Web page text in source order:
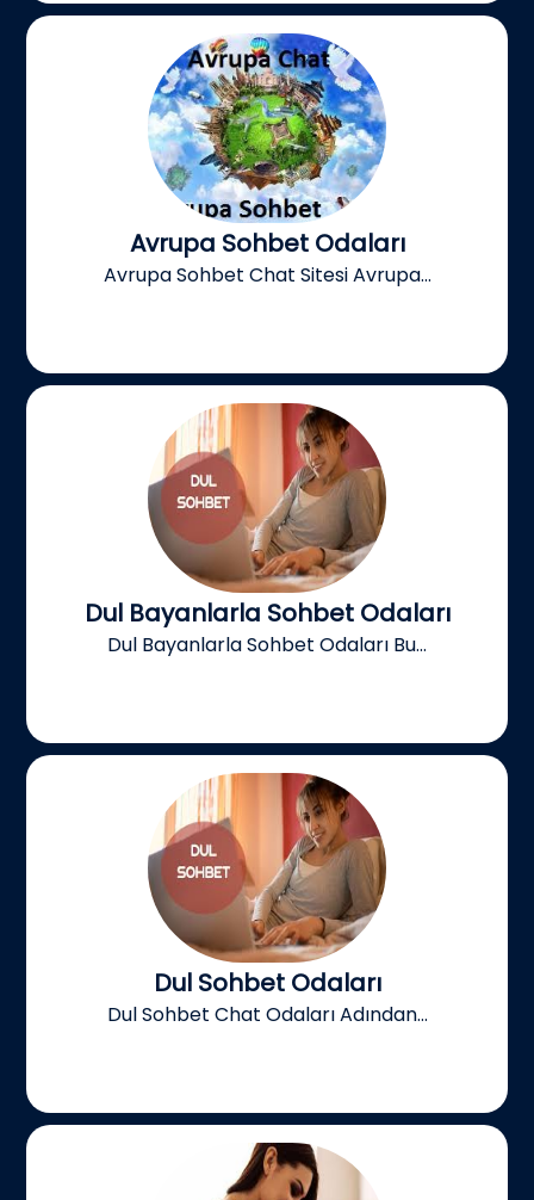
Avrupa Sohbet Odaları
Avrupa Sohbet Chat Sitesi Avrupa...
Dul Bayanlarla Sohbet Odaları
Dul Bayanlarla Sohbet Odaları Bu...
Dul Sohbet Odaları
Dul Sohbet Chat Odaları Adından...